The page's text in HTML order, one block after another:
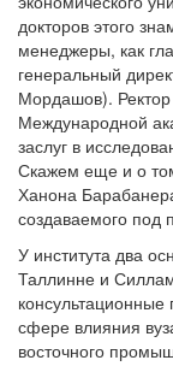
докторов этого
менеджеры, как
генеральный
Мордашов). Ректор
Международной
заслуг в
Скажем еще и о
Ханона
создаваемого под
У института два
Таллинне и
сфере влияния
восточного